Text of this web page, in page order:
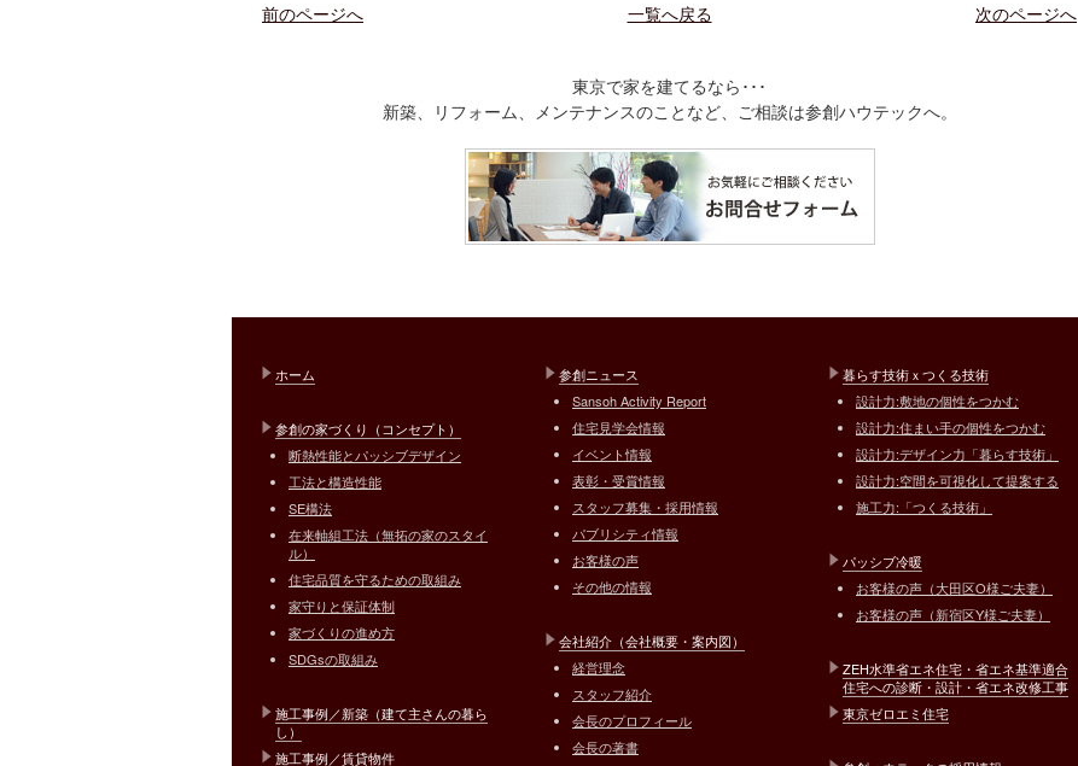
前のページへ 一覧へ戻る 次のページへ
東京で家を建てるなら･･･
新築、リフォーム、メンテナンスのことなど、 ご相談は参創ハウテックへ。
ホーム
参創の家づくり（コンセプト）
断熱性能とパッシブデザイン
工法と構造性能
SE構法
在来軸組工法（無拓の家のスタイ
ル）
住宅品質を守るための取組み
家守りと保証体制
家づくりの進め方
SDGsの取組み
施工事例／新築（建て主さんの暮ら
し）
施工事例／賃貸物件
参創ニュース
Sansoh Activity Report
住宅見学会情報
イベント情報
表彰・受賞情報
スタッフ募集・採用情報
パブリシティ情報
お客様の声
その他の情報
会社紹介（会社概要・案内図）
経営理念
スタッフ紹介
会長のプロフィール
会長の著書
暮らす技術ｘつくる技術
設計力:敷地の個性をつかむ
設計力:住まい手の個性をつかむ
設計力:デザイン力「暮らす技術」
設計力:空間を可視化して提案する
施工力:「つくる技術」
パッシブ冷暖
お客様の声（大田区O様ご夫妻）
お客様の声（新宿区Y様ご夫妻）
ZEH水準省エネ住宅・省エネ基準適合
住宅への診断・設計・省エネ改修工事
東京ゼロエミ住宅